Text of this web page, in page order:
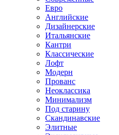
Евро
Английские
Дизайнерские
Итальянские
Кантри
Классические
Лофт
Модерн
Прованс
Неоклассика
Минимализм
Под старину
Скандинавские
Элитные